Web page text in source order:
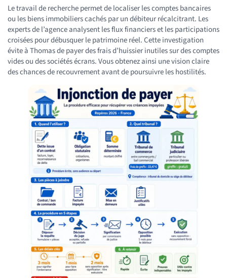
Le travail de recherche permet de localiser les comptes bancaires
ou les biens immobiliers cachés par un débiteur récalcitrant. Les
experts de l’agence analysent les flux financiers et les participations
croisées pour débusquer le patrimoine réel. Cette investigation
évite à Thomas de payer des frais d’huissier inutiles sur des comptes
vides ou des sociétés écrans. Vous obtenez ainsi une vision claire
des chances de recouvrement avant de poursuivre les hostilités.